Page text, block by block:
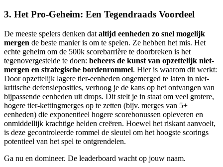
3. Het Pro-Geheim: Een Tegendraads Voordeel
De meeste spelers denken dat altijd eenheden zo snel mogelijk
mergen de beste manier is om te spelen. Ze hebben het mis. Het
echte geheim om de 500k scorebarrière te doorbreken is het
tegenovergestelde te doen: beheers de kunst van opzettelijk niet-
mergen en strategische bordenrommel. Hier is waarom dit werkt:
Door opzettelijk lagere tier-eenheden ongemerged te laten in niet-
kritische defensieposities, verhoog je de kans op het ontvangen van
bijpassende eenheden uit drops. Dit stelt je in staat om veel grotere,
hogere tier-kettingmerges op te zetten (bijv. merges van 5+
eenheden) die exponentieel hogere scorebonussen opleveren en
onmiddellijk krachtige helden creëren. Hoewel het riskant aanvoelt,
is deze gecontroleerde rommel de sleutel om het hoogste scorings
potentieel van het spel te ontgrendelen.
Ga nu en domineer. De leaderboard wacht op jouw naam.